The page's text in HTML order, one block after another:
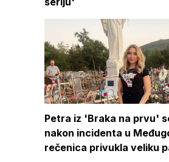
Petra iz 'Braka na prvu'
nakon incidenta u
rečenica privukla veliku